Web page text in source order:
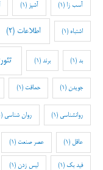
آسب زا (1) آشپز (1)
اشتباه (1) اطلاعات (2)
بد(1) برند (1)
جویدن (1) حماقت (1)
روانشناسی (1) روان شناسی (1)
عاقل (1) عصر صنعت (1)
فید بک(1) لیس زدن (1)